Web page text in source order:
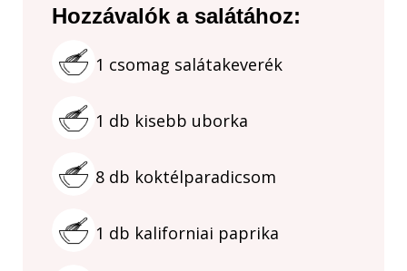
Hozzávalók a salátához:
1 csomag salátakeverék
1 db kisebb uborka
8 db koktélparadicsom
1 db kaliforniai paprika